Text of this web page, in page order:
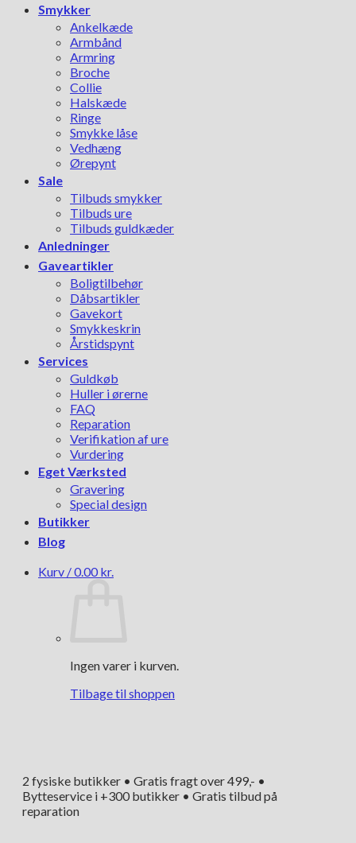
Smykker
Ankelkæde
Armbånd
Armring
Broche
Collie
Halskæde
Ringe
Smykke låse
Vedhæng
Ørepynt
Sale
Tilbuds smykker
Tilbuds ure
Tilbuds guldkæder
Anledninger
Gaveartikler
Boligtilbehør
Dåbsartikler
Gavekort
Smykkeskrin
Årstidspynt
Services
Guldkøb
Huller i ørerne
FAQ
Reparation
Verifikation af ure
Vurdering
Eget Værksted
Gravering
Special design
Butikker
Blog
Kurv /0.00 kr.
Ingen varer i kurven.
Tilbage til shoppen
2 fysiske butikker • Gratis fragt over 499,- •
Bytteservice i +300 butikker • Gratis tilbud på
reparation